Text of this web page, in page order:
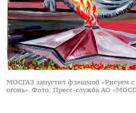
МОСГАЗ запустил флешмоб «Рисуем
огонь». Фото: Пресс-служба АО